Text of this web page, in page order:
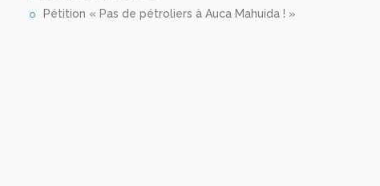
Pétition « Pas de pétroliers à Auca Mahuida ! »